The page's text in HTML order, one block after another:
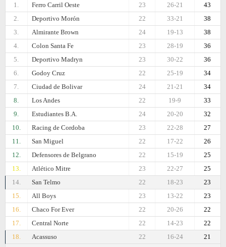
1.
Ferro Carril Oeste 43
26-21
23
2.
Deportivo Morón 38
33-21
22
3.
Almirante Brown 38
19-13
24
4.
Colon Santa Fe 36
28-19
23
5.
Deportivo Madryn 36
30-22
23
6.
Godoy Cruz 34
25-19
22
7.
Ciudad de Bolivar 34
21-21
24
8.
Los Andes 33
19-9
22
9.
Estudiantes B.A. 32
20-20
24
10.
Racing de Cordoba 27
22-28
23
11.
San Miguel 26
17-22
22
12.
Defensores de Belgrano 25
15-19
22
13.
Atlético Mitre 25
22-27
23
14.
San Telmo 23
18-23
22
15.
All Boys 23
13-22
23
16.
Chaco For Ever 22
20-26
22
17.
Central Norte 22
14-23
22
18.
Acassuso 21
16-24
22